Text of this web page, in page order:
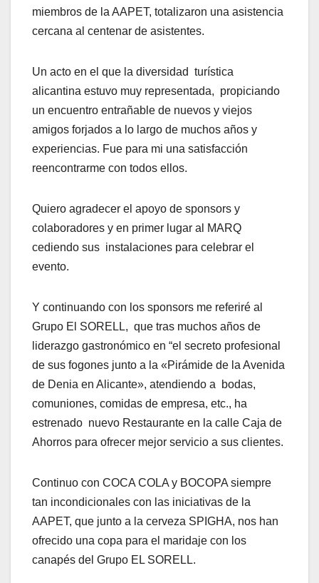
miembros de la AAPET, totalizaron una asistencia
cercana al centenar de asistentes.
Un acto en el que la diversidad turística
alicantina estuvo muy representada, propiciando
un encuentro entrañable de nuevos y viejos
amigos forjados a lo largo de muchos años y
experiencias. Fue para mi una satisfacción
reencontrarme con todos ellos.
Quiero agradecer el apoyo de sponsors y
colaboradores y en primer lugar al MARQ
cediendo sus instalaciones para celebrar el
evento.
Y continuando con los sponsors me referiré al
Grupo El SORELL, que tras muchos años de
liderazgo gastronómico en “el secreto profesional
de sus fogones junto a la «Pirámide de la Avenida
de Denia en Alicante», atendiendo a bodas,
comuniones, comidas de empresa, etc., ha
estrenado nuevo Restaurante en la calle Caja de
Ahorros para ofrecer mejor servicio a sus clientes.
Continuo con COCA COLA y BOCOPA siempre
tan incondicionales con las iniciativas de la
AAPET, que junto a la cerveza SPIGHA, nos han
ofrecido una copa para el maridaje con los
canapés del Grupo EL SORELL.